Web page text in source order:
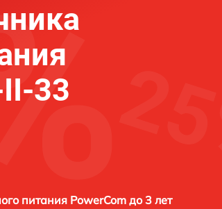
33
питания PowerCom до 3 лет